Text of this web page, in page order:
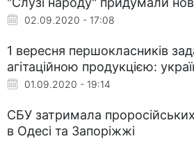
02.09.2020 - 17:08
1 вересня першокласників
агітаційною продукцією:
01.09.2020 - 19:14
СБУ затримала
в Одесі та Запоріжжі